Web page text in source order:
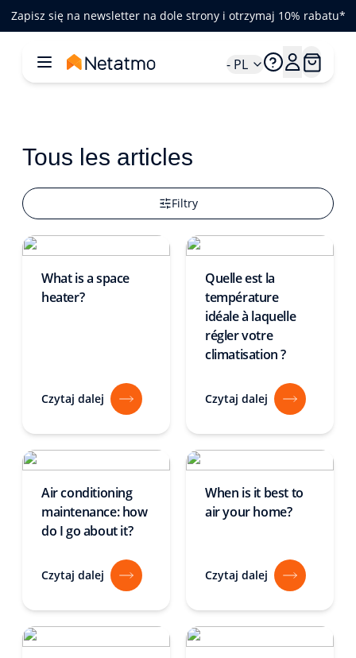
Zapisz się na newsletter na dole strony i otrzymaj 10% rabatu*
- PL
Tous les articles
Filtry
What is a space
heater?
Czytaj dalej
Quelle est la
température
idéale à laquelle
régler votre
climatisation ?
Czytaj dalej
Air conditioning
maintenance: how
do I go about it?
Czytaj dalej
When is it best to
air your home?
Czytaj dalej